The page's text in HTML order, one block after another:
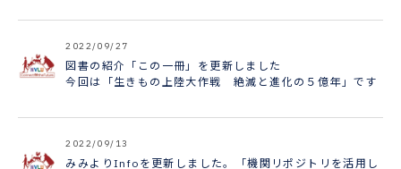
2022/09/27
図書の紹介「この一冊」を更新しました
今回は「生きもの上陸大作戦 絶滅と進化の５億年」です
2022/09/13
みみよりInfoを更新しました。「機関リポジトリを活用し